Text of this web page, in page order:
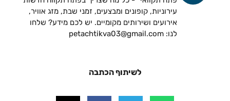
עירוניות, קופונים ומבצעים, זמני שבת, מזג אוויר,
אירועים ושירותים מקומיים. יש לכם מידע? שלחו
לנו: petachtikva03@gmail.com
לשיתוף הכתבה